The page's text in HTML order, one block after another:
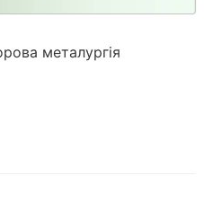
металургія